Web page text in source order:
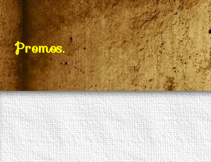
Promos.